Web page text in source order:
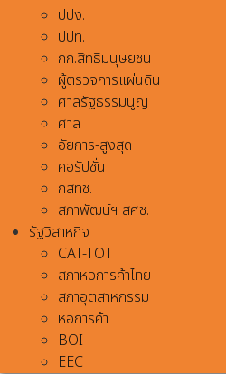
ปปง.
ปปท.
กก.สิทธิมนุษยชน
ผู้ตรวจการแผ่นดิน
ศาลรัฐธรรมนูญ
ศาล
อัยการ-สูงสุด
คอรัปชั่น
กสทช.
สภาพัฒน์ฯ สศช.
รัฐวิสาหกิจ
CAT-TOT
สภาหอการค้าไทย
สภาอุตสาหกรรม
หอการค้า
BOI
EEC